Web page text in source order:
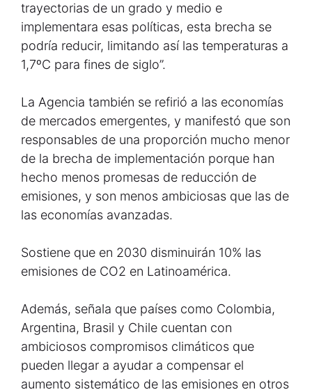
trayectorias de un grado y medio e
implementara esas políticas, esta brecha se
podría reducir, limitando así las temperaturas a
1,7ºC para fines de siglo”.
La Agencia también se refirió a las economías
de mercados emergentes, y manifestó que son
responsables de una proporción mucho menor
de la brecha de implementación porque han
hecho menos promesas de reducción de
emisiones, y son menos ambiciosas que las de
las economías avanzadas.
Sostiene que en 2030 disminuirán 10% las
emisiones de CO2 en Latinoamérica.
Además, señala que países como Colombia,
Argentina, Brasil y Chile cuentan con
ambiciosos compromisos climáticos que
pueden llegar a ayudar a compensar el
aumento sistemático de las emisiones en otros